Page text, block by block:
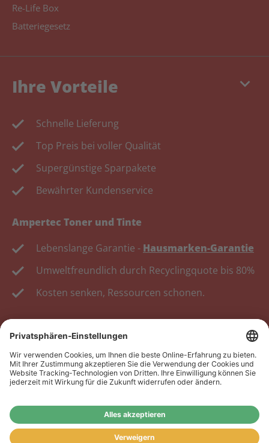
Re-Life Box
Batteriegesetz
keyboard_arrow_down
Ihre Vorteile
Schnelle Lieferung
Top Preis bei voller Qualität
Supergünstige Sparpakete
Bewährter Kundenservice
Ampertec Toner und Tinte
Lebenslange Garantie - Hausmarken-Garantie
Umweltfreundlich durch Recyclingquote bis 80%
Kosten senken, Ressourcen schonen.
Wiederverkäufer:Das Angebot unseres Web-Shops
richtet sich nicht an Wiederverkäufer. Wenn Sie
Wiederverkäufer sind, registrieren Sie sich bitte in